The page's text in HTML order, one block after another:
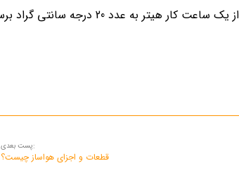
عدد 20 درجه سانتی گراد برسد)
:پست بعدی
قطعات و اجزای هواساز چیست؟